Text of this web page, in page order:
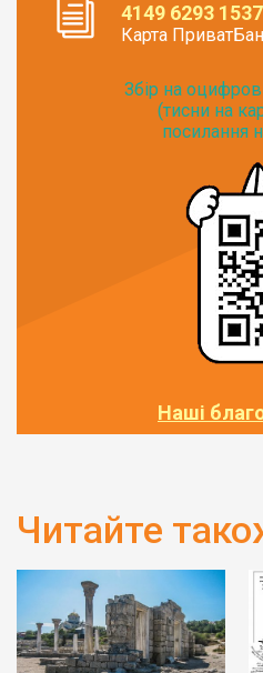
4149 6293
Карта
Збір на
(тисни на
посилання
Наші
Читайте